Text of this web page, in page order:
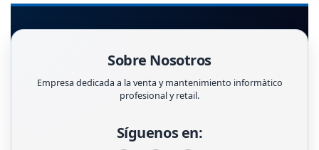
Sobre Nosotros
Empresa dedicada a la venta y mantenimiento informàtico
profesional y retail.
Síguenos en: